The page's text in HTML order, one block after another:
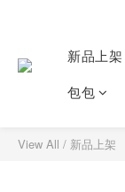
新品上架
包包
View All / 新品上架